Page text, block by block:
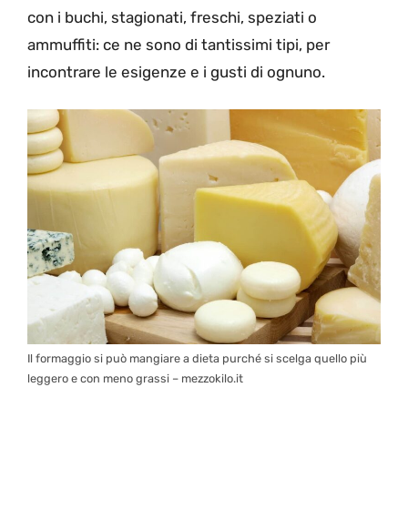
con i buchi, stagionati, freschi, speziati o
ammuffiti: ce ne sono di tantissimi tipi, per
incontrare le esigenze e i gusti di ognuno.
Il formaggio si può mangiare a dieta purché si scelga quello più
leggero e con meno grassi – mezzokilo.it